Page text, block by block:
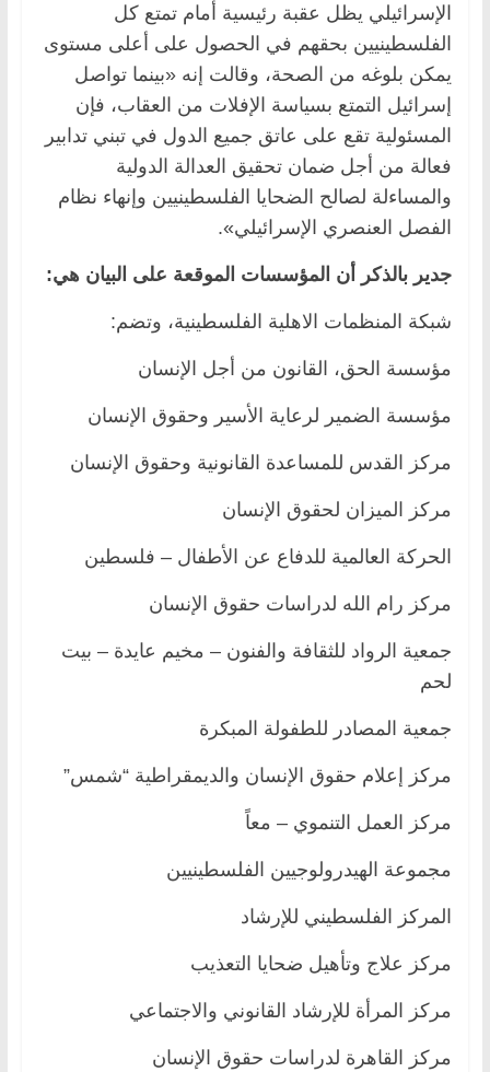
الإسرائيلي يظل عقبة رئيسية أمام تمتع كل
الفلسطينيين بحقهم في الحصول على أعلى مستوى
يمكن بلوغه من الصحة، وقالت إنه «بينما تواصل
إسرائيل التمتع بسياسة الإفلات من العقاب، فإن
المسئولية تقع على عاتق جميع الدول في تبني تدابير
فعالة من أجل ضمان تحقيق العدالة الدولية
والمساءلة لصالح الضحايا الفلسطينيين وإنهاء نظام
الفصل العنصري الإسرائيلي».
جدير بالذكر أن المؤسسات الموقعة على البيان هي:
شبكة المنظمات الاهلية الفلسطينية، وتضم:
مؤسسة الحق، القانون من أجل الإنسان
مؤسسة الضمير لرعاية الأسير وحقوق الإنسان
مركز القدس للمساعدة القانونية وحقوق الإنسان
مركز الميزان لحقوق الإنسان
الحركة العالمية للدفاع عن الأطفال – فلسطين
مركز رام الله لدراسات حقوق الإنسان
جمعية الرواد للثقافة والفنون – مخيم عايدة – بيت
لحم
جمعية المصادر للطفولة المبكرة
مركز إعلام حقوق الإنسان والديمقراطية “شمس”
مركز العمل التنموي – معاً
مجموعة الهيدرولوجيين الفلسطينيين
المركز الفلسطيني للإرشاد
مركز علاج وتأهيل ضحايا التعذيب
مركز المرأة للإرشاد القانوني والاجتماعي
مركز القاهرة لدراسات حقوق الإنسان